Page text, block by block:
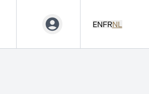
ENFRNL